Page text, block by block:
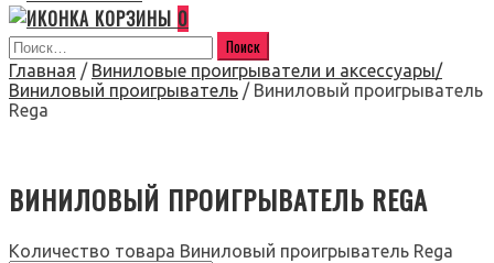
0
Главная / Виниловые проигрыватели и аксессуары/
Виниловый проигрыватель / Виниловый проигрыватель
Rega
ВИНИЛОВЫЙ ПРОИГРЫВАТЕЛЬ REGA
Количество товара Виниловый проигрыватель Rega